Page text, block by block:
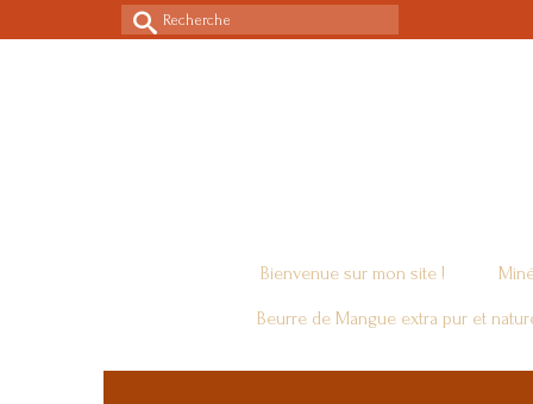
Rechercher :
Bienvenue sur mon site !
Beurre de Mangue extra pur et